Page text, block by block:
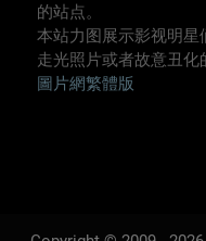
的站点。
本站力图展示影视明
走光照片或者故意丑化
圖片網繁體版